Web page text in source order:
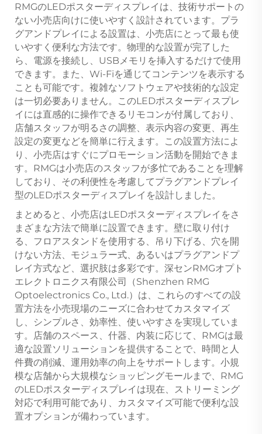
RMGのLEDポスターディスプレイは、技術サポートの
ない小売店向けに使いやすく設計されています。プラ
グアンドプレイによる設置は、小売店にとって最も使
いやすく便利な方法です。物理的な設置が完了した
ら、電源を接続し、USBメモリを挿入するだけで使用
できます。また、Wi-Fiを通じてコンテンツを表示する
ことも可能です。複雑なソフトウェアや技術的な設定
は一切必要ありません。このLEDポスターディスプレ
イには直感的に操作できるリモコンが付属しており、
店舗スタッフが明るさの調整、表示内容の変更、再生
設定の変更などを簡単に行えます。この設置方法によ
り、小売店はすぐにプロモーション活動を開始できま
す。RMGは小売店のスタッフが多忙であることを理解
しており、その利便性を考慮してプラグアンドプレイ
型のLEDポスターディスプレイを設計しました。
まとめると、小売店はLEDポスターディスプレイをさ
まざまな方法で簡単に設置できます。壁に取り付け
る、フロアスタンドを使用する、吊り下げる、穴を開
けない方法、モジュラー式、あるいはプラグアンドプ
レイ方式など、選択肢は多彩です。深センRMGオプト
エレクトロニクス有限公司（Shenzhen RMG
Optoelectronics Co., Ltd.）は、これらのすべての設
置方法を小売現場のニーズに合わせてカスタマイズ
し、シンプルさ、効率性、使いやすさを実現していま
す。店舗のスペース、什器、内装に応じて、RMGは最
適な設置ソリューションを提供することで、時間と人
件費の削減、運用効率の向上をサポートします。小規
模な店舗から大規模なショッピングモールまで、RMG
のLEDポスターディスプレイは現在、ストリーミング
対応で利用可能であり、カスタマイズ可能で便利な設
置オプションが備わっています。